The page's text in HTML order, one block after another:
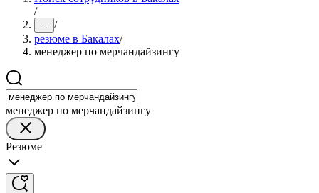
/
... /
резюме в Бакалах/
менеджер по мерчандайзингу
менеджер по мерчандайзингу
Резюме